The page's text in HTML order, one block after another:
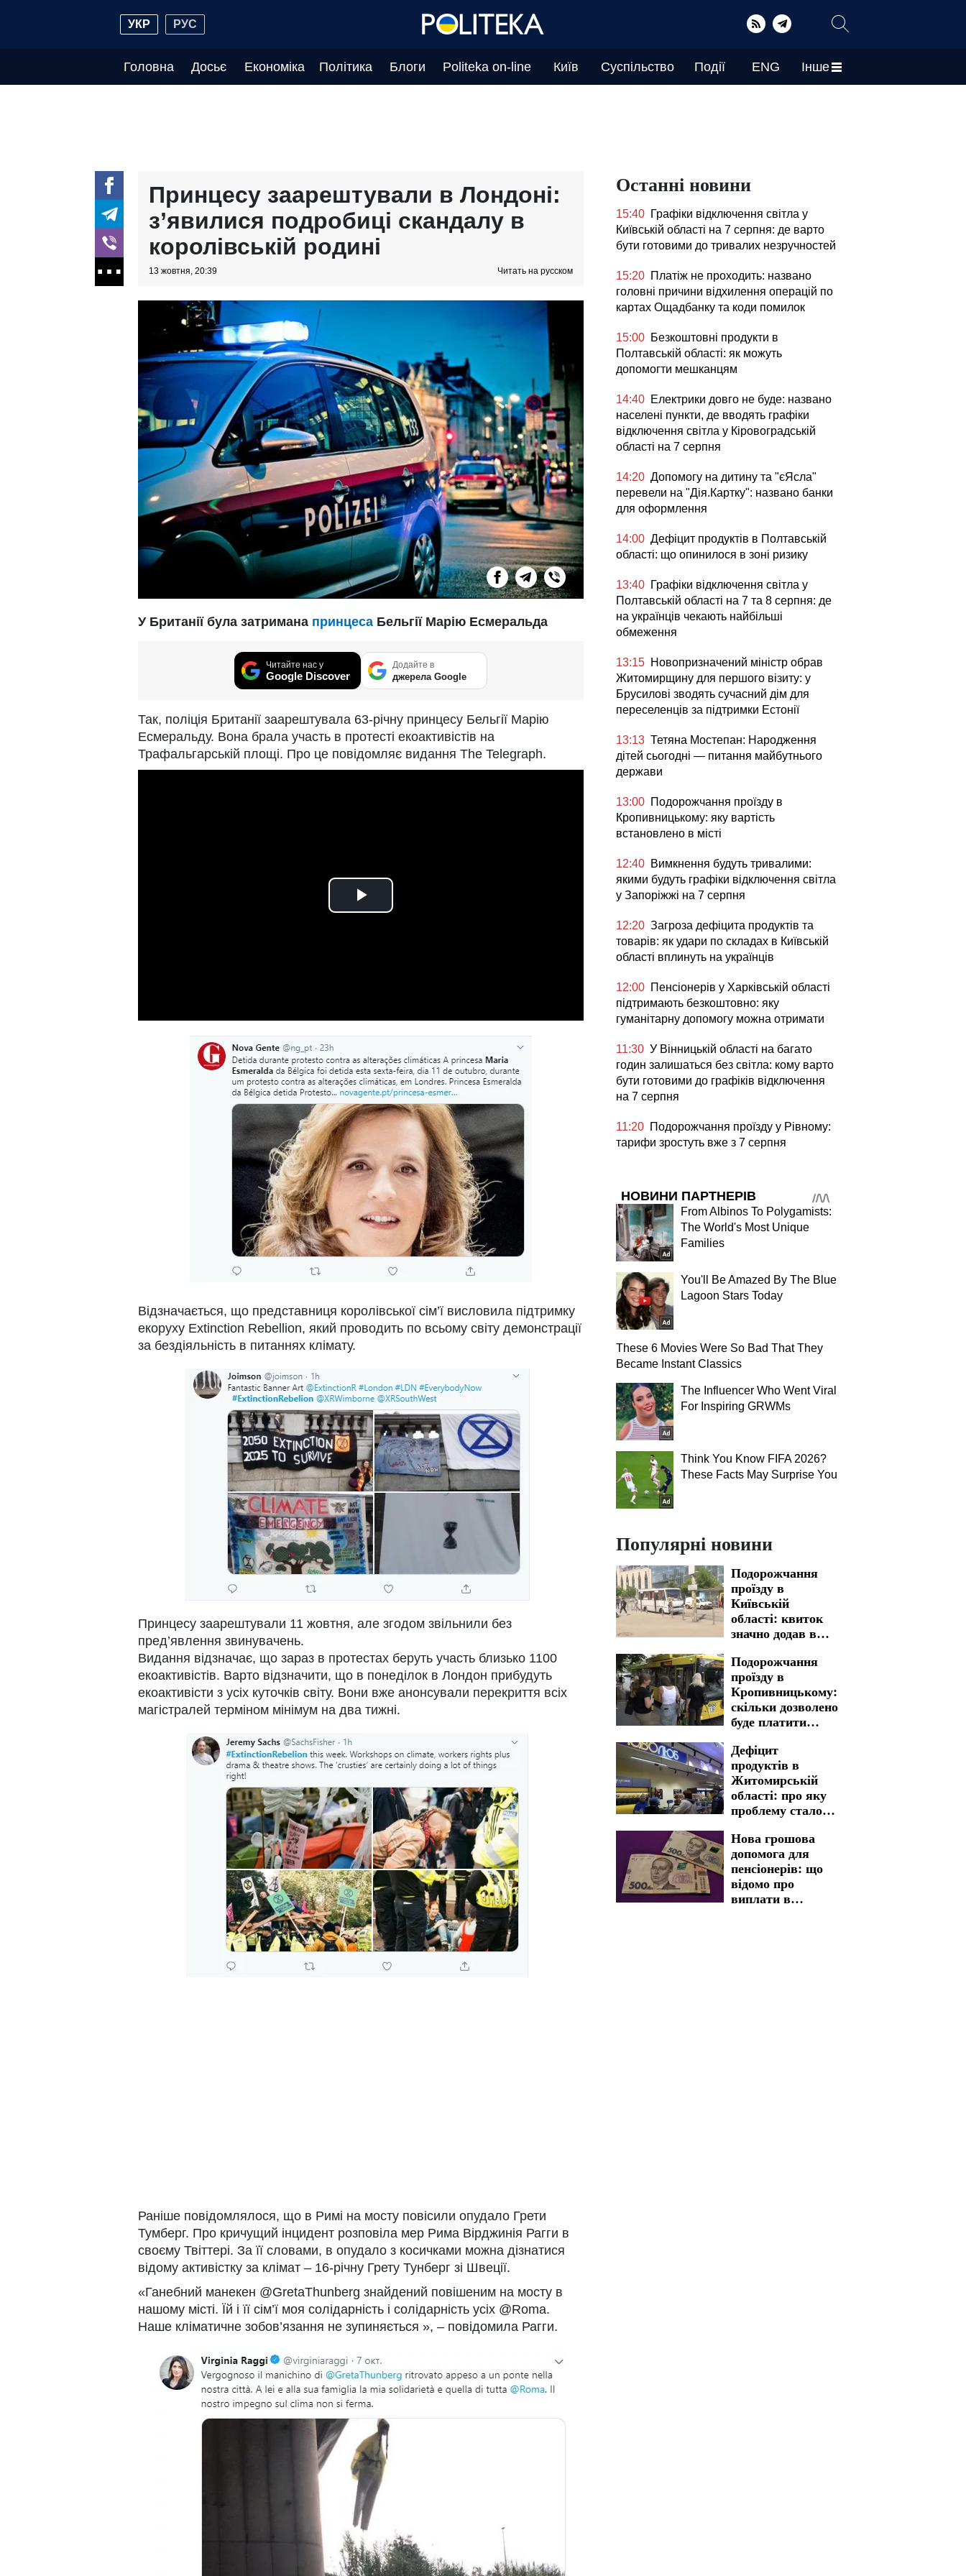
УКР РУС
Головна Досьє Економіка Політика Блоги Politeka on-line Київ Суспільство Події ENG Інше
Принцесу заарештували в Лондоні:
з’явилися подробиці скандалу в
королівській родині
13 жовтня, 20:39 Читать на русском
У Британії була затримана принцеса Бельгії Марію Есмеральда
Читайте нас у
Google Discover
Додайте в
джерела Google
Так, поліція Британії заарештувала 63-річну принцесу Бельгії Марію
Есмеральду. Вона брала участь в протесті екоактивістів на
Трафальгарській площі. Про це повідомляє видання The Telegraph.
Play
Відзначається, що представниця королівської сім’ї висловила підтримку
екоруху Extinction Rebellion, який проводить по всьому світу демонстрації
за бездіяльність в питаннях клімату.
Принцесу заарештували 11 жовтня, але згодом звільнили без
пред’явлення звинувачень.
Видання відзначає, що зараз в протестах беруть участь близько 1100
екоактивістів. Варто відзначити, що в понеділок в Лондон прибудуть
екоактивісти з усіх куточків світу. Вони вже анонсували перекриття всіх
магістралей терміном мінімум на два тижні.
Раніше повідомлялося, що в Римі на мосту повісили опудало Грети
Тумберг. Про кричущий інцидент розповіла мер Рима Вірджинія Рагги в
своєму Твіттері. За її словами, в опудало з косичками можна дізнатися
відому активістку за клімат – 16-річну Грету Тунберг зі Швеції.
«Ганебний манекен @GretaThunberg знайдений повішеним на мосту в
нашому місті. Їй і її сім’ї моя солідарність і солідарність усіх @Roma.
Наше кліматичне зобов’язання не зупиняється », – повідомила Рагги.
Останні новини
15:40 Графіки відключення світла у
Київській області на 7 серпня: де варто
бути готовими до тривалих незручностей
15:20 Платіж не проходить: названо
головні причини відхилення операцій по
картах Ощадбанку та коди помилок
15:00 Безкоштовні продукти в
Полтавській області: як можуть
допомогти мешканцям
14:40 Електрики довго не буде: названо
населені пункти, де вводять графіки
відключення світла у Кіровоградській
області на 7 серпня
14:20 Допомогу на дитину та "єЯсла"
перевели на "Дія.Картку": названо банки
для оформлення
14:00 Дефіцит продуктів в Полтавській
області: що опинилося в зоні ризику
13:40 Графіки відключення світла у
Полтавській області на 7 та 8 серпня: де
на українців чекають найбільші
обмеження
13:15 Новопризначений міністр обрав
Житомирщину для першого візиту: у
Брусилові зводять сучасний дім для
переселенців за підтримки Естонії
13:13 Тетяна Мостепан: Народження
дітей сьогодні — питання майбутнього
держави
13:00 Подорожчання проїзду в
Кропивницькому: яку вартість
встановлено в місті
12:40 Вимкнення будуть тривалими:
якими будуть графіки відключення світла
у Запоріжжі на 7 серпня
12:20 Загроза дефіцита продуктів та
товарів: як удари по складах в Київській
області вплинуть на українців
12:00 Пенсіонерів у Харківській області
підтримають безкоштовно: яку
гуманітарну допомогу можна отримати
11:30 У Вінницькій області на багато
годин залишаться без світла: кому варто
бути готовими до графіків відключення
на 7 серпня
11:20 Подорожчання проїзду у Рівному:
тарифи зростуть вже з 7 серпня
НОВИНИ ПАРТНЕРІВ
From Albinos To Polygamists:
The World's Most Unique
Families
You'll Be Amazed By The Blue
Lagoon Stars Today
These 6 Movies Were So Bad That They
Became Instant Classics
The Influencer Who Went Viral
For Inspiring GRWMs
Think You Know FIFA 2026?
These Facts May Surprise You
Популярні новини
Подорожчання
проїзду в
Київській
області: квиток
значно додав в
Подорожчання
проїзду в
Кропивницькому:
скільки дозволено
буде платити
Дефіцит
продуктів в
Житомирській
області: про яку
проблему стало
Нова грошова
допомога для
пенсіонерів: що
відомо про
виплати в